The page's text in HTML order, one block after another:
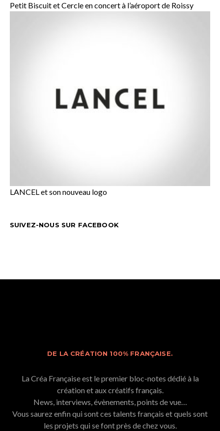
Petit Biscuit et Cercle en concert à l’aéroport de Roissy
LANCEL et son nouveau logo
SUIVEZ-NOUS SUR FACEBOOK
DE LA CRÉATION 100% FRANÇAISE.
La Créa Française est le premier bloc-notes dédié à la
création et aux créatifs français.
News, interviews, évènements, points de vue…
Vous saurez enfin qui sont ces talents français et quels sont
les projets qui se font près de chez vous.